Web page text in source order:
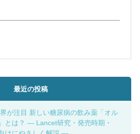
最近の投稿
が注目 新しい糖尿病の飲み薬「オル
とは？ ― Lancet研究・発売時期・